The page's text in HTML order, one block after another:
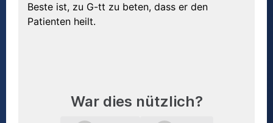
Beste ist, zu G-tt zu beten, dass er den
Patienten heilt.
War dies nützlich?